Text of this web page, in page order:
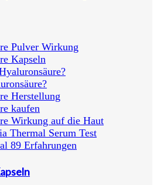
Pulver Wirkung
Kapseln
Herstellung
kaufen
Wirkung auf die Haut
Thermal Serum Test
89 Erfahrungen